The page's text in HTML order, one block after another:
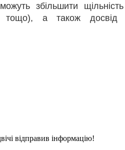
збільшити
тощо), а також досвід